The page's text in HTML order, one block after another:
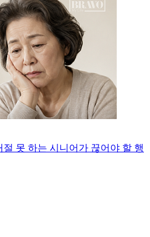
절 못 하는 시니어가 끊어야 할 행